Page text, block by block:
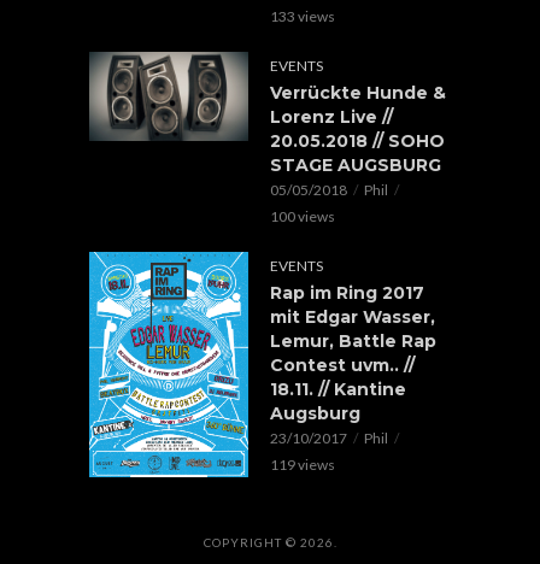
133 views
EVENTS
Verrückte Hunde &
Lorenz Live //
20.05.2018 // SOHO
STAGE AUGSBURG
05/05/2018
Phil
100 views
EVENTS
Rap im Ring 2017
mit Edgar Wasser,
Lemur, Battle Rap
Contest uvm.. //
18.11. // Kantine
Augsburg
23/10/2017
Phil
119 views
COPYRIGHT © 2026.